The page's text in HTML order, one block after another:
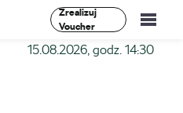
Zrealizuj
Voucher
VIP Safe Driving I Stopień –
15.08.2026, godz. 14:30